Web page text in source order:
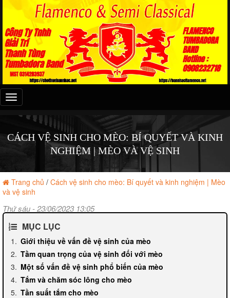
Đây
là
menu
CÁCH VỆ SINH CHO MÈO: BÍ QUYẾT VÀ KINH
NGHIỆM | MÈO VÀ VỆ SINH
Trang chủ / Cách vệ sinh cho mèo: Bí quyết và kinh nghiệm | Mèo
và vệ sinh
Thứ sáu - 23/06/2023 13:05
MỤC LỤC
Giới thiệu về vấn đề vệ sinh của mèo
Tầm quan trọng của vệ sinh đối với mèo
Một số vấn đề vệ sinh phổ biến của mèo
Tắm và chăm sóc lông cho mèo
Tần suất tắm cho mèo